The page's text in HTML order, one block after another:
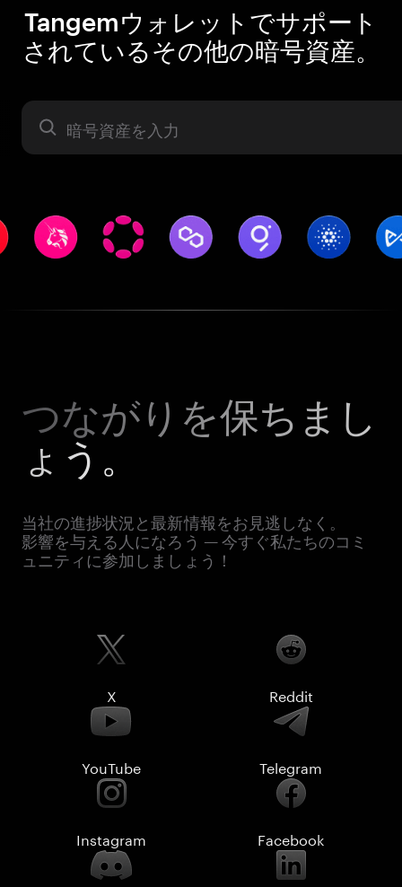
Tangemウォレットでサポート
されているその他の暗号資産。
暗号資産
つながりを保ちまし
ょう。
当社の進捗状況と最新情報をお見逃しなく。
影響を与える人になろう — 今すぐ私たちのコミ
ュニティに参加しましょう！
X Reddit
YouTube Telegram
Instagram Facebook